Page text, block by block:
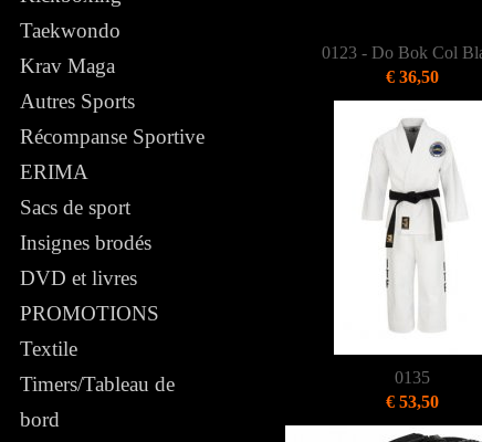
Taekwondo
Krav Maga
Autres Sports
Récompanse Sportive
ERIMA
Sacs de sport
Insignes brodés
DVD et livres
PROMOTIONS
Textile
Timers/Tableau de
bord
0123 - Do Bok Col
€ 36,50
0135
€ 53,50